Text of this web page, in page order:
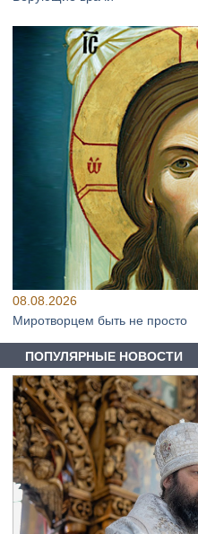
08.08.2026
Миротворцем быть не просто
ПОПУЛЯРНЫЕ НОВОСТИ